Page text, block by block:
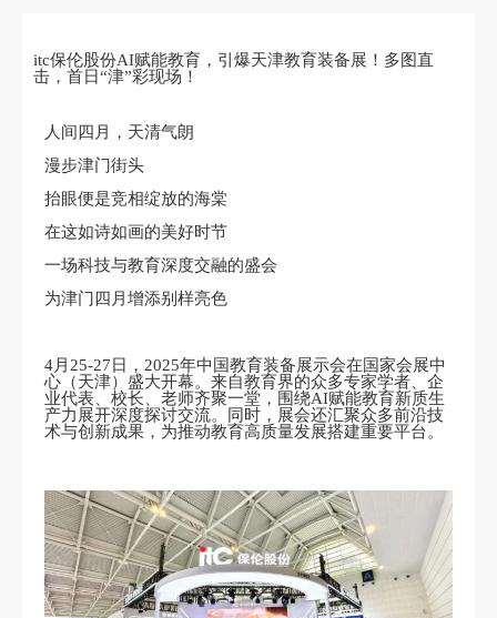
itc保伦股份AI赋能教育，引爆天津教育装备展！多图直
击，首日“津”彩现场！
人间四月，天清气朗
漫步津门街头
抬眼便是竞相绽放的海棠
在这如诗如画的美好时节
一场科技与教育深度交融的盛会
为津门四月增添别样亮色
4月25-27日，2025年中国教育装备展示会在国家会展中
心（天津）盛大开幕。来自教育界的众多专家学者、企
业代表、校长、老师齐聚一堂，围绕AI赋能教育新质生
产力展开深度探讨交流。同时，展会还汇聚众多前沿技
术与创新成果，为推动教育高质量发展搭建重要平台。